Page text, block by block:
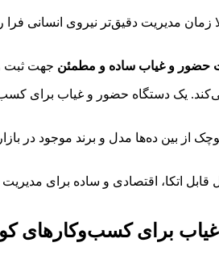
مدیریت دقیق‌تر نیروی انسانی فرا
حضور و غیاب ساده و مطمئن جهت ثبت
می‌کند. یک دستگاه حضور و غیاب برای
از بین ده‌ها مدل و برند موجود در
اتکا، اقتصادی و ساده برای
برای کسب‌وکارهای